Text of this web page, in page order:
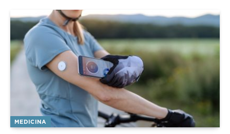
MEDICINA